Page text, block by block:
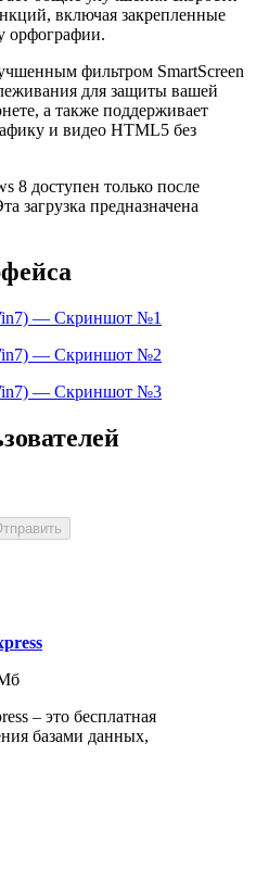
включая закрепленные
орфографии.
фильтром SmartScreen
для защиты вашей
а также поддерживает
и видео HTML5 без
8 доступен только после
загрузка предназначена
– это бесплатная
базами данных,